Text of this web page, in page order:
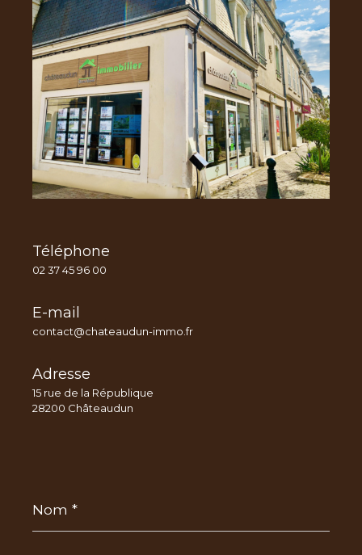
Téléphone
02 37 45 96 00
E-mail
contact@chateaudun-immo.fr
Adresse
15 rue de la République
28200 Châteaudun
*